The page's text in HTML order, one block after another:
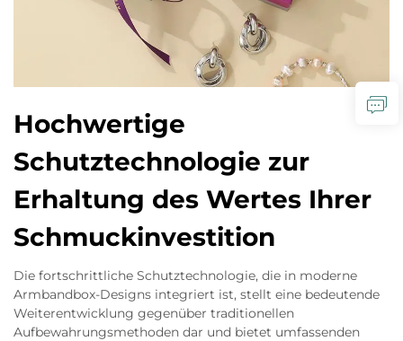
Hochwertige
Schutztechnologie zur
Erhaltung des Wertes Ihrer
Schmuckinvestition
Die fortschrittliche Schutztechnologie, die in moderne
Armbandbox-Designs integriert ist, stellt eine bedeutende
Weiterentwicklung gegenüber traditionellen
Aufbewahrungsmethoden dar und bietet umfassenden